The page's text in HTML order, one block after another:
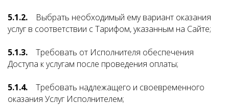
5.1.2. Выбрать необходимый ему вариант оказания
услуг в соответствии с Тарифом, указанным на Сайте;
5.1.3.
Требовать от Исполнителя обеспечения
Доступа к услугам после проведения оплаты;
5.1.4.
Требовать надлежащего и своевременного
оказания Услуг Исполнителем;